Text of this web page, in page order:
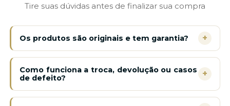
Tire suas dúvidas antes de finalizar sua compra
Os produtos são originais e tem garantia? +
Como funciona a troca, devolução ou casos
de defeito?
+